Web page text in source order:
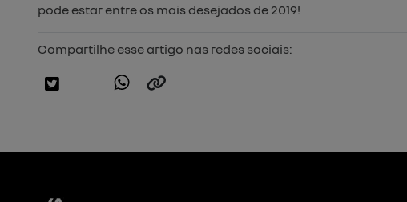
pode estar entre os mais desejados de 2019!
Compartilhe esse artigo nas redes sociais: